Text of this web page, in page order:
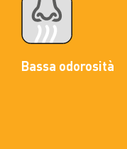
Bassa odorosità